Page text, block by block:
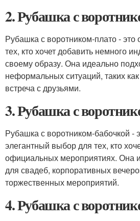
2. Рубашка с
Рубашка с воротником-плато -
тех, кто хочет добавить немного
своему образу. Она идеально
неформальных ситуаций, таких
встреча с друзьями.
3. Рубашка с
Рубашка с воротником-бабочкой -
элегантный выбор для тех, кто
официальных мероприятиях. Она
для свадеб, корпоративных
торжественных мероприятий.
4. Рубашка с